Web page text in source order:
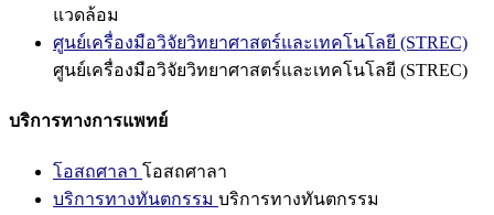
แวดล้อม
ศูนย์เครื่องมือวิจัยวิทยาศาสตร์และเทคโนโลยี (STREC)
ศูนย์เครื่องมือวิจัยวิทยาศาสตร์และเทคโนโลยี (STREC)
บริการทางการแพทย์
โอสถศาลา โอสถศาลา
บริการทางทันตกรรม บริการทางทันตกรรม